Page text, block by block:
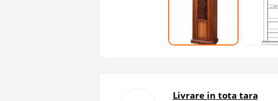
Livrare in tota tara